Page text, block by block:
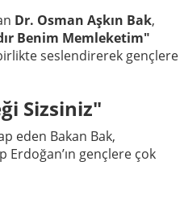
Dr. Osman Aşkın Bak,
Benim Memleketim"
seslendirerek gençlere
Sizsiniz"
eden Bakan Bak,
Erdoğan’ın gençlere çok